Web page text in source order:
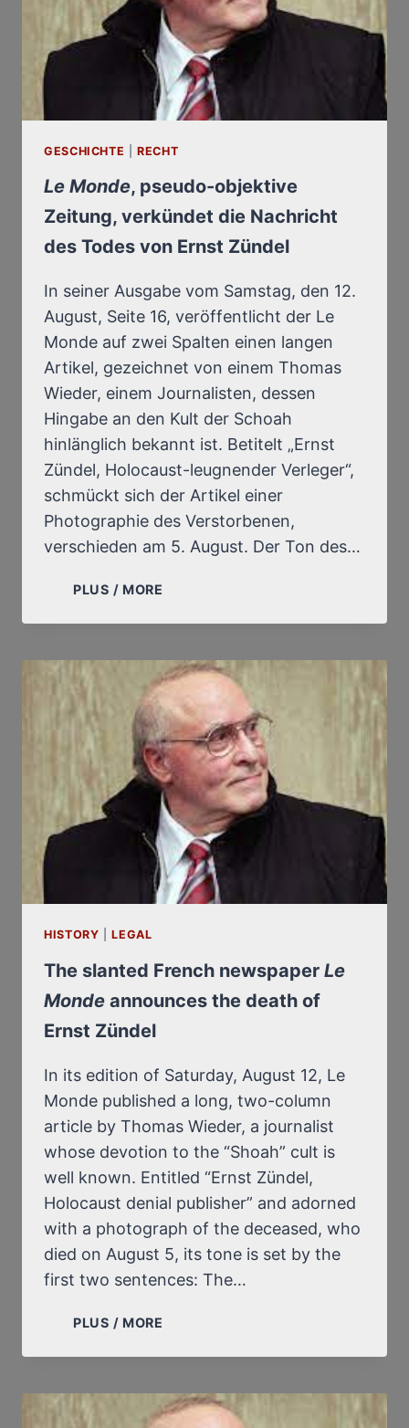
GESCHICHTE |RECHT
Le Monde, pseudo-objektive
Zeitung, verkündet die Nachricht
des Todes von Ernst Zündel
In seiner Ausgabe vom Samstag, den 12.
August, Seite 16, veröffentlicht der Le
Monde auf zwei Spalten einen langen
Artikel, gezeichnet von einem Thomas
Wieder, einem Journalisten, dessen
Hingabe an den Kult der Schoah
hinlänglich bekannt ist. Betitelt „Ernst
Zündel, Holocaust-leugnender Verleger“,
schmückt sich der Artikel einer
Photographie des Verstorbenen,
verschieden am 5. August. Der Ton des…
PLUS / MORE
PSEUDO-
ZEITUNG,
VERKÜNDET
DIE
NACHRICHT
DES
TODES
VON
ERNST
ZÜNDEL
HISTORY |LEGAL
The slanted French newspaper Le
Monde announces the death of
Ernst Zündel
In its edition of Saturday, August 12, Le
Monde published a long, two-column
article by Thomas Wieder, a journalist
whose devotion to the “Shoah” cult is
well known. Entitled “Ernst Zündel,
Holocaust denial publisher” and adorned
with a photograph of the deceased, who
died on August 5, its tone is set by the
first two sentences: The…
PLUS / MORE
FRENCH
LE